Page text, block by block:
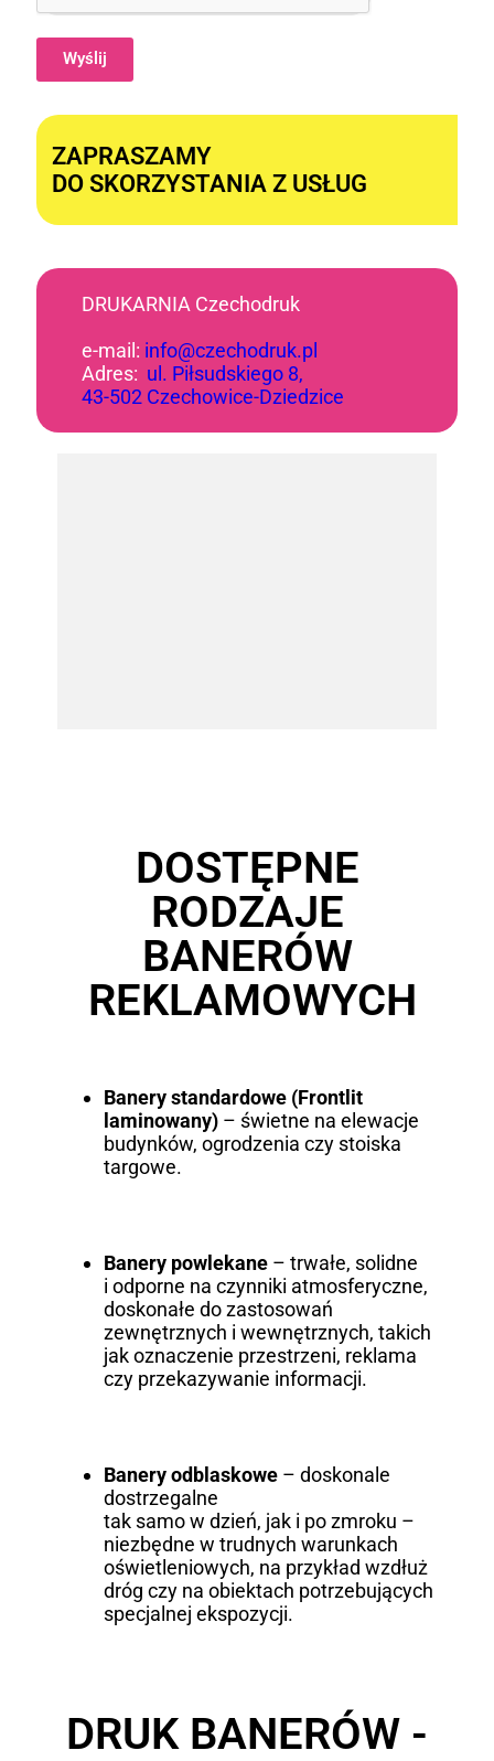
Wyślij
ZAPRASZAMY
DO SKORZYSTANIA Z USŁUG
DRUKARNIA Czechodruk
e-mail: info@czechodruk.pl
Adres: ul. Piłsudskiego 8,
43-502 Czechowice-Dziedzice
DOSTĘPNE
RODZAJE
BANERÓW
REKLAMOWYCH
Banery standardowe (Frontlit
laminowany)– świetne na elewacje
budynków, ogrodzenia czy stoiska
targowe.
Banery powlekane– trwałe, solidne
i odporne na czynniki atmosferyczne,
doskonałe do zastosowań
zewnętrznych i wewnętrznych, takich
jak oznaczenie przestrzeni, reklama
czy przekazywanie informacji.
Banery odblaskowe– doskonale
dostrzegalne
tak samo w dzień, jak i po zmroku –
niezbędne w trudnych warunkach
oświetleniowych, na przykład wzdłuż
dróg czy na obiektach potrzebujących
specjalnej ekspozycji.
DRUK BANERÓW -